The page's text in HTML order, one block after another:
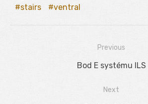
stairs
ventral
Navigácia
Previous
Previous
Bod E systému ILS
Next